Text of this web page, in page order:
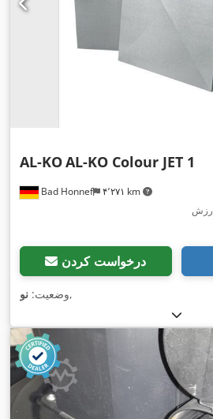
Bad Honnef ۴٬۲۷۱ km
AL-KOAL-KO Colour JET 1
درخواست کردن
وضعیت: نو ,